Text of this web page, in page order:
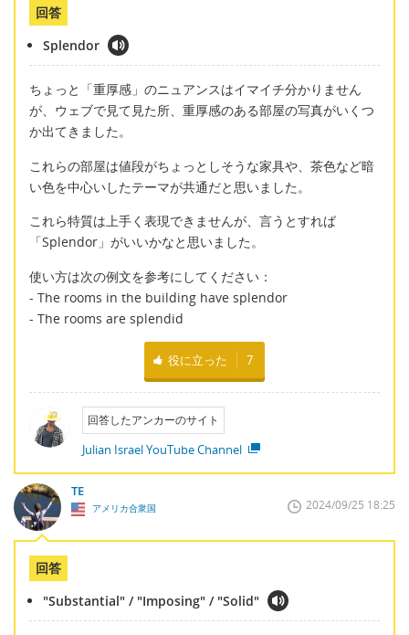
回答
Splendor
ちょっと「重厚感」のニュアンスはイマイチ分かりません
が、ウェブで見て見た所、重厚感のある部屋の写真がいくつ
か出てきました。
これらの部屋は値段がちょっとしそうな家具や、茶色など暗
い色を中心いしたテーマが共通だと思いました。
これら特質は上手く表現できませんが、言うとすれば
「Splendor」がいいかなと思いました。
使い方は次の例文を参考にしてください：
- The rooms in the building have splendor
- The rooms are splendid
役に立った 7
回答したアンカーのサイト
Julian Israel YouTube Channel
TE
アメリカ合衆国 2024/09/25 18:25
回答
"Substantial" / "Imposing" / "Solid"